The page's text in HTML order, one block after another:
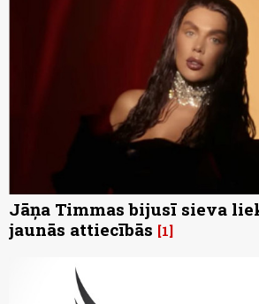
Jāņa Timmas bijusī sieva
jaunās attiecībās 1